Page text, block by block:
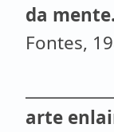
da mente.
Fontes,
arte